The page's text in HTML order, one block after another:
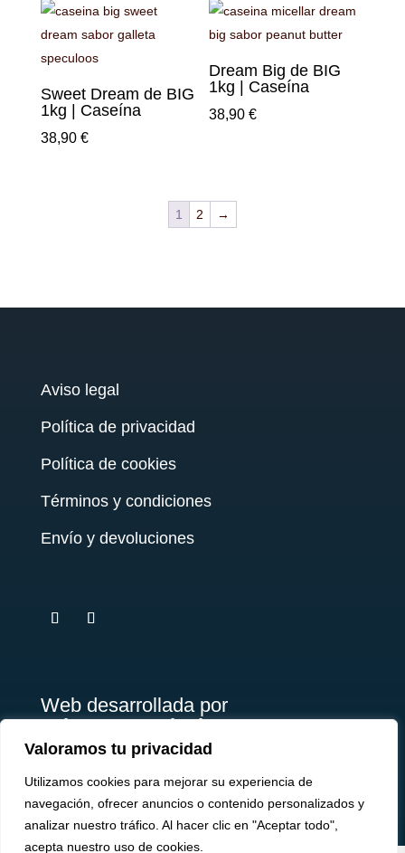
Valoramos tu privacidad
Utilizamos cookies para mejorar su experiencia de
navegación, ofrecer anuncios o contenido personalizados y
analizar nuestro tráfico. Al hacer clic en "Aceptar todo",
acepta nuestro uso de cookies.
Sweet Dream de BIG
1kg | Caseína
38,90 €
Dream Big de BIG
1kg | Caseína
38,90€
1 2 →
Aviso legal
Política de privacidad
Política de cookies
Términos y condiciones
Envío y devoluciones
Web desarrollada por
Briosso's Marketing